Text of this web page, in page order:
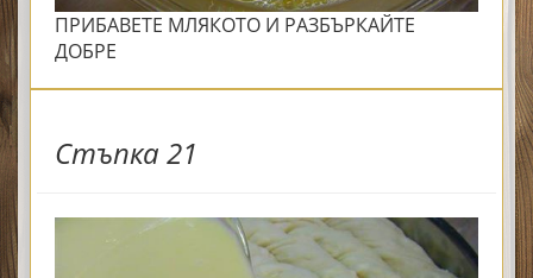
ПРИБАВЕТЕ МЛЯКОТО И РАЗБЪРКАЙТЕ
ДОБРЕ
Стъпка 21